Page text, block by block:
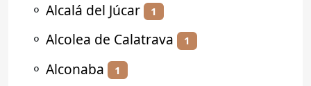
⚬ Alcalá del Júcar 1
⚬ Alcolea de Calatrava 1
⚬ Alconaba 1